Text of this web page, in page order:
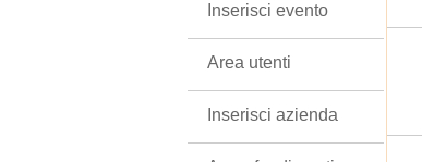
Inserisci evento
Area utenti
Inserisci azienda